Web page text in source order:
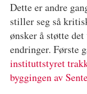
Dette er andre
stiller seg så
ønsker å støtte
endringer. Første
instituttstyret
byggingen av